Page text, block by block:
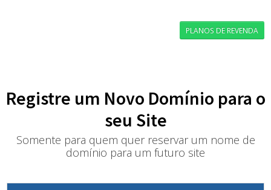
PLANOS DE REVENDA
Registre um Novo Domínio para o
seu Site
Somente para quem quer reservar um nome de
domínio para um futuro site